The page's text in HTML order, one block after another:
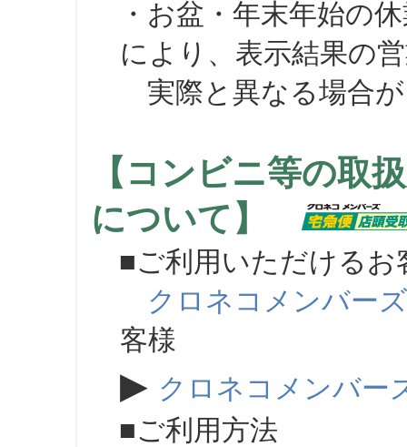
・お盆・年末年始の
により、表示結果の
実際と異なる場合が
【コンビニ等の取
について】
■ご利用いただけるお
クロネコメンバーズ
客様
▶ クロネコメンバー
■ご利用方法